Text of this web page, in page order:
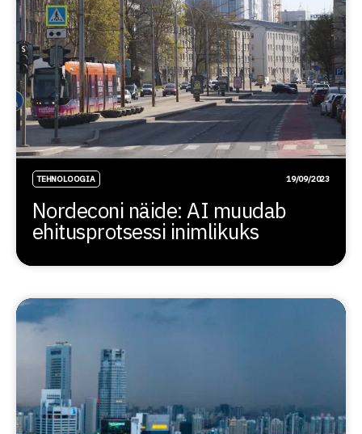
TEHNOLOOGIA 19/09/2023
Nordeconi näide: AI muudab
ehitusprotsessi inimlikuks